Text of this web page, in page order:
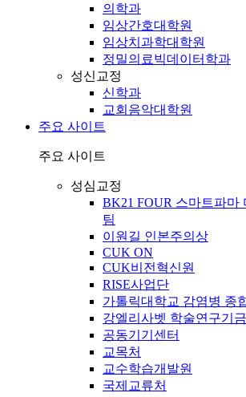
의학과
임상간호대학원
임상치과학대학원
정밀의료빅데이터학과
성신교정
신학과
교회음악대학원
주요 사이트
주요 사이트
성심교정
BK21 FOUR 스마트파마
팀
이원길 인본주의상
CUK ON
CUK비전혁신원
RISE사업단
가톨릭대학교 감염병 종
강엘리사벳 학술연구기금
공동기기센터
교목처
교수학습개발원
국제교류처